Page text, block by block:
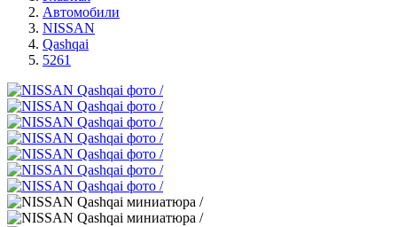
Автомобили
NISSAN
Qashqai
5261